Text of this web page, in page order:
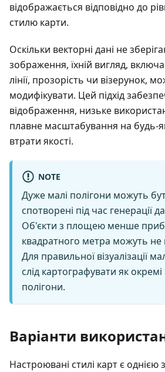
відображається відповідно до
стилю карти.
Оскільки векторні дані не
зображення, їхній вигляд,
лінії, прозорість чи візерунок,
модифікувати. Цей підхід
відображення, низьке
плавне масштабування на будь-
втрати якості.
NOTE
Дуже малі полігони можуть
спотворені під час генерації
Об'єкти з площею менше
квадратного метра можуть не
Для правильної візуалізації
слід картографувати як
полігони.
Варіанти
Настроювані стилі карт є однією